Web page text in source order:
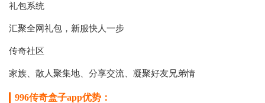
礼包系统
汇聚全网礼包，新服快人一步
传奇社区
家族、散人聚集地、分享交流、凝聚好友兄弟情
996传奇盒子app优势：